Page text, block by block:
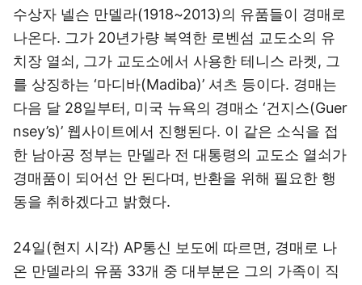
수상자 넬슨 만델라(1918~2013)의 유품들이 경매로
나온다. 그가 20년가량 복역한 로벤섬 교도소의 유
치장 열쇠, 그가 교도소에서 사용한 테니스 라켓, 그
를 상징하는 ‘마디바(Madiba)’ 셔츠 등이다. 경매는
다음 달 28일부터, 미국 뉴욕의 경매소 ‘건지스(Guer
nsey’s)’ 웹사이트에서 진행된다. 이 같은 소식을 접
한 남아공 정부는 만델라 전 대통령의 교도소 열쇠가
경매품이 되어선 안 된다며, 반환을 위해 필요한 행
동을 취하겠다고 밝혔다.
24일(현지 시각) AP통신 보도에 따르면, 경매로 나
온 만델라의 유품 33개 중 대부분은 그의 가족이 직